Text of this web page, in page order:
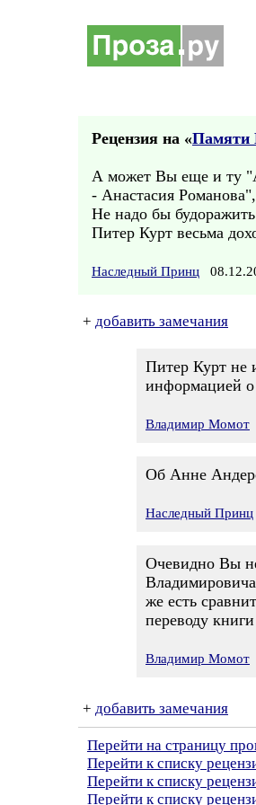
Рецензия на «Памяти
А может Вы еще и ту
- Анастасия
Не надо бы
Питер Курт весьма
Наследный Принц
+ добавить замечания
Питер Курт не
информацией о
Владимир Момот
Об Анне
Наследный Принц
Очевидно Вы
же есть
переводу
Владимир Момот
+ добавить замечания
Перейти на страницу
Перейти к списку
Перейти к списку
Перейти к списку